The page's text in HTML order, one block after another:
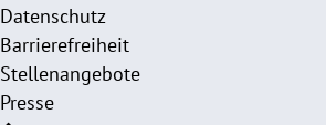
Datenschutz
Barrierefreiheit
Stellenangebote
Presse